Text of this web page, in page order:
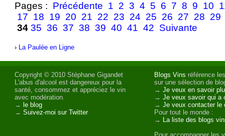
Pages : Précédente 1 2 3 4 5 6 7 8 9 10
17 18 19 20 21 22 23 24 25 26 27 28 29
34 35 36 37 38 39 40 41 42 Suivante
› La Paulée en Ligne
Copyright © 2010 Stéphane Gigandet
L'abus d'alcool est dangereux pour la
santé, consommez et appréciez le vin
avec modération.
→ le blog
→Suivez-moi sur Twitter
Blogs Vins référence
sur une sélection de
→Je veux en savoir
→Je veux savoir qui a
→Je veux contacter le
Pour tout le monde :
→ La liste des blogs